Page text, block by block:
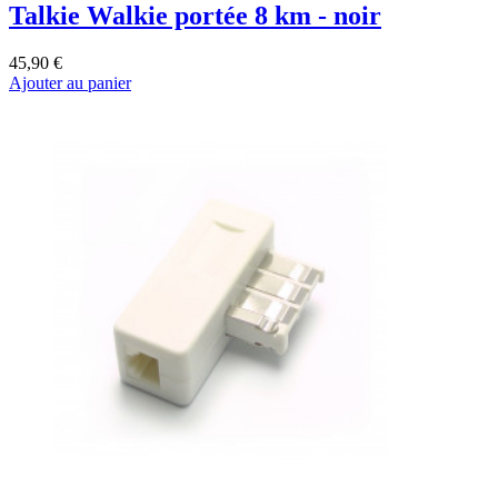
Talkie Walkie portée 8 km - noir
45,90 €
Ajouter au panier